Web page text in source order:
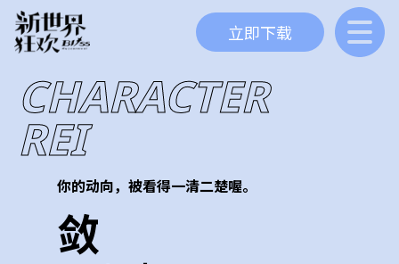
立即下载
CHARACTER
REI
你的动向，被看得一清二楚喔。
敛